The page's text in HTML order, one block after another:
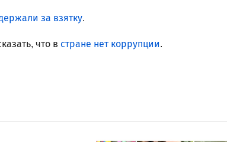
за взятку.
что в стране нет коррупции.